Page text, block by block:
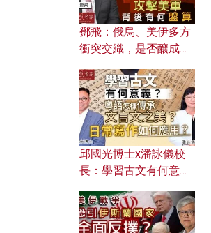
鄧飛：俄烏、美伊多方
衝突交織，是否釀成世
風險攻擊美軍，背後有
何盤算？
邱國光博士x潘詠儀校
長：學習古文有何意
文之美？ 日常寫作如何
應用？